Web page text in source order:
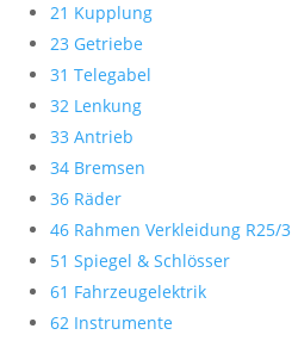
21 Kupplung
23 Getriebe
31 Telegabel
32 Lenkung
33 Antrieb
34 Bremsen
36 Räder
46 Rahmen Verkleidung R25/3
51 Spiegel & Schlösser
61 Fahrzeugelektrik
62 Instrumente